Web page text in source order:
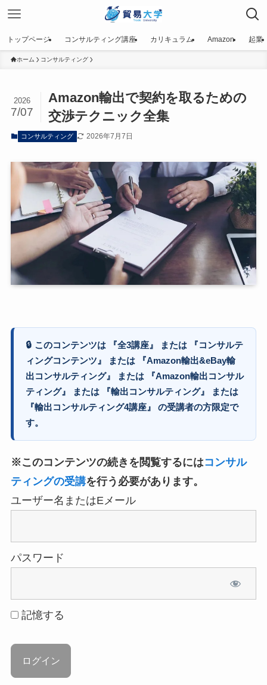
トップページ コンサルティング講座 カリキュラム Amazon 起業
ホーム コンサルティング
Amazon輸出で契約を取るための
交渉テクニック全集
2026
7/07
コンサルティング 2026年7月7日
🔒 このコンテンツは 『全3講座』 または 『コンサルテ
ィングコンテンツ』 または 『Amazon輸出&eBay輸
出コンサルティング』 または 『Amazon輸出コンサル
ティング』 または 『輸出コンサルティング』 または
『輸出コンサルティング4講座』 の受講者の方限定で
す。
※このコンテンツの続きを閲覧するにはコンサル
ティングの受講を行う必要があります。
ユーザー名またはEメール
パスワード
記憶する